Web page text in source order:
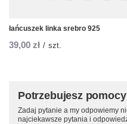
łańcuszek linka srebro 925
39,00 zł / szt.
Potrzebujesz
Zadaj pytanie a my odpowiemy
najciekawsze pytania i